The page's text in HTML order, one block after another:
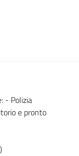
- Polizia
e pronto